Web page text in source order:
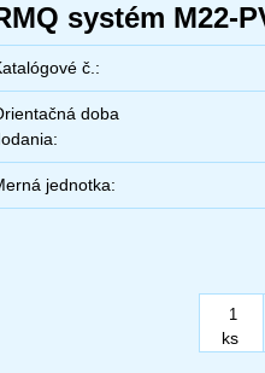
systém M22-
č.:
doba
jednotka:
ks